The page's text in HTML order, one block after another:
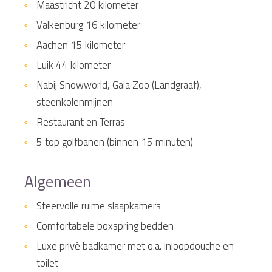
Maastricht 20 kilometer
Valkenburg 16 kilometer
Aachen 15 kilometer
Luik 44 kilometer
Nabij Snowworld, Gaia Zoo (Landgraaf),
steenkolenmijnen
Restaurant en Terras
5 top golfbanen (binnen 15 minuten)
Algemeen
Sfeervolle ruime slaapkamers
Comfortabele boxspring bedden
Luxe privé badkamer met o.a. inloopdouche en
toilet